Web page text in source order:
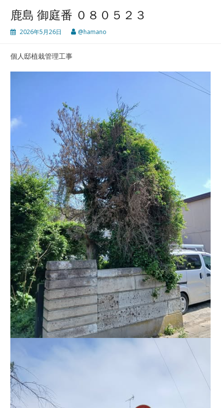
鹿島 御庭番 ０８０５２３
2026年5月26日 @hamano
個人邸植栽管理工事